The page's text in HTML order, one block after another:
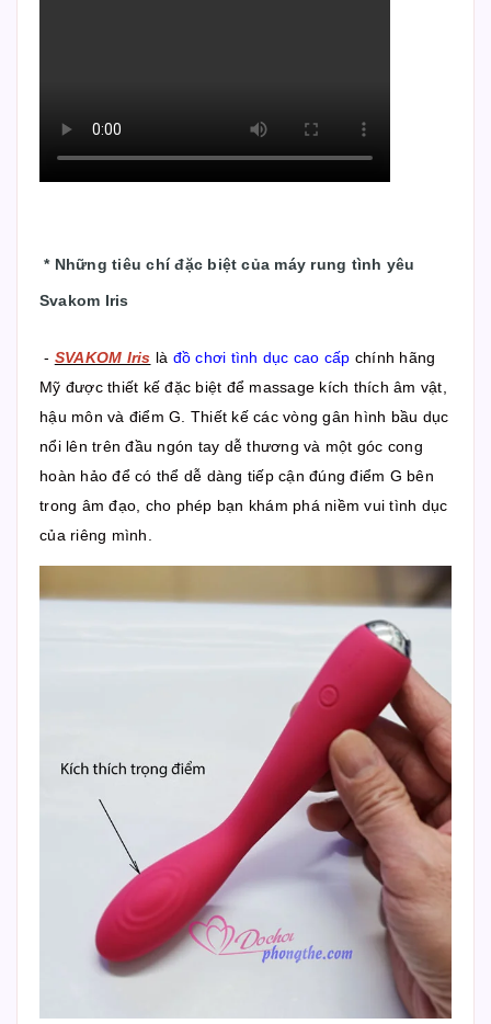
* Những tiêu chí đặc biệt của máy rung tình yêu
Svakom Iris
- SVAKOM Iris là đồ chơi tình dục cao cấp chính hãng
Mỹ được thiết kế đặc biệt để massage kích thích âm vật,
hậu môn và điểm G. Thiết kế các vòng gân hình bầu dục
nổi lên trên đầu ngón tay dễ thương và một góc cong
hoàn hảo để có thể dễ dàng tiếp cận đúng điểm G bên
trong âm đạo, cho phép bạn khám phá niềm vui tình dục
của riêng mình.